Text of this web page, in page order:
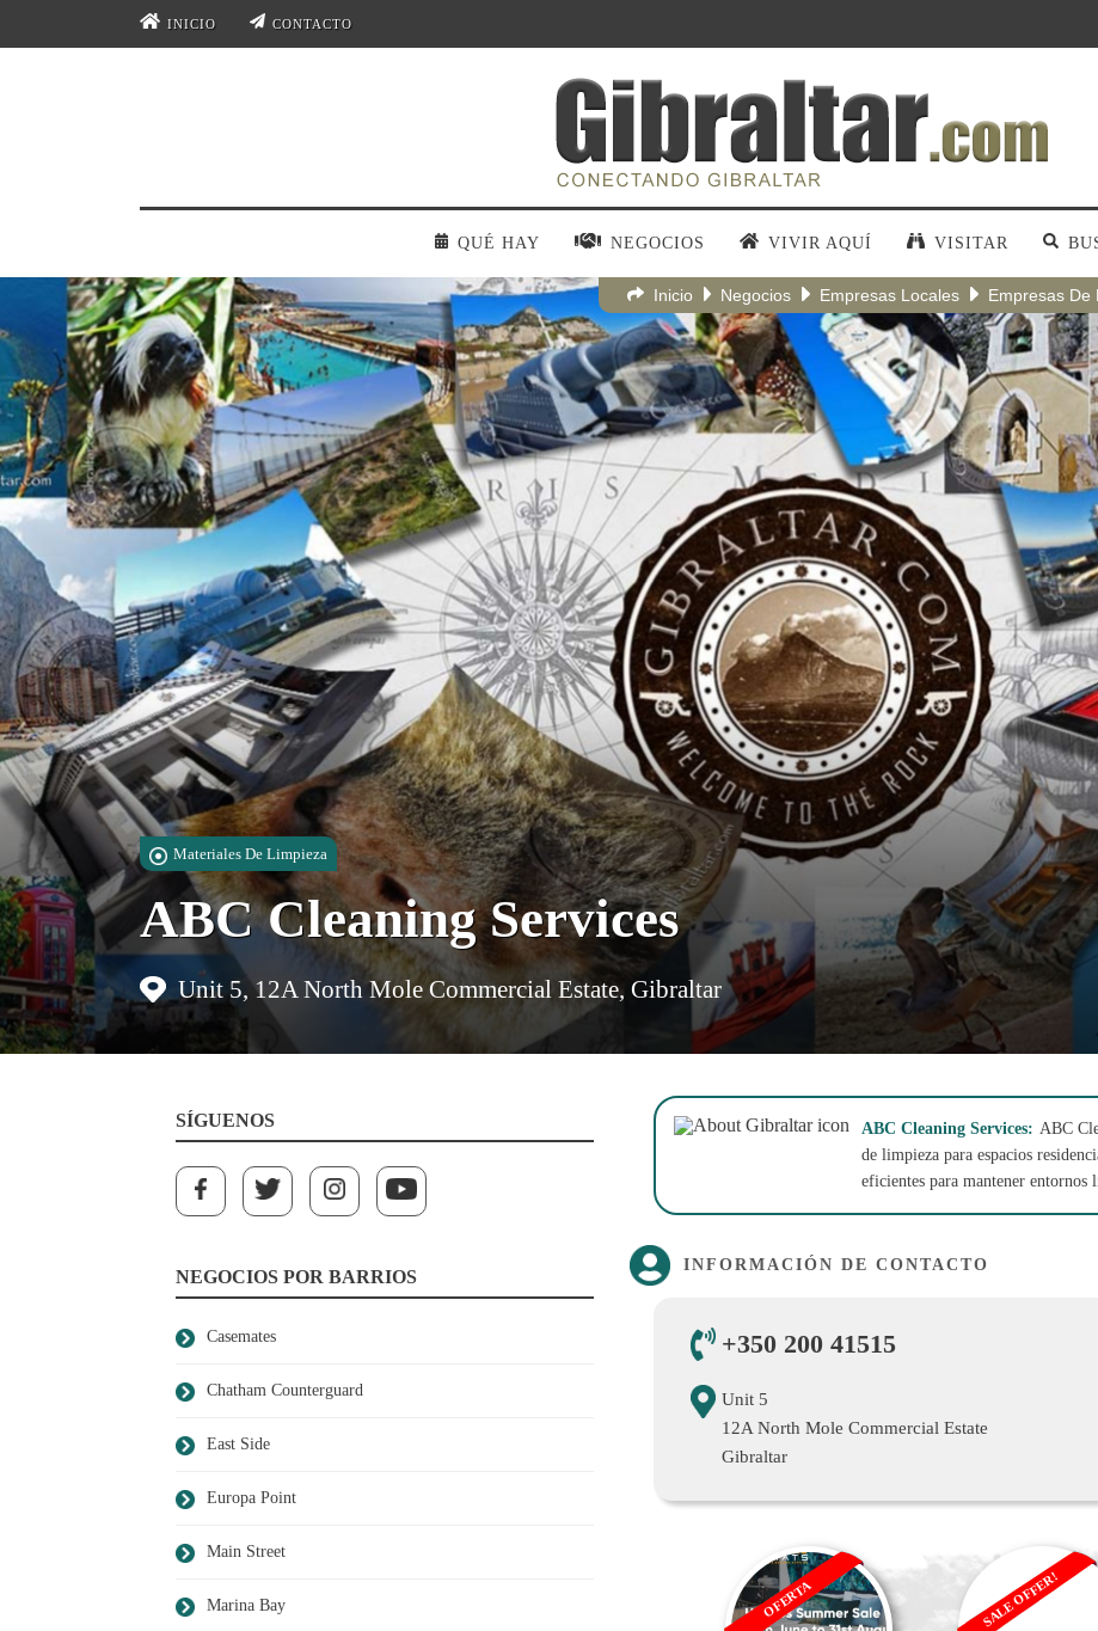
INICIO CONTACTO
QUÉ HAY NEGOCIOS VIVIR AQUÍ VISITAR
Inicio Negocios Empresas Locales Empresas De
Materiales De Limpieza
ABC Cleaning Services
Unit 5, 12A North Mole Commercial Estate, Gibraltar
SÍGUENOS
NEGOCIOS POR BARRIOS
Casemates
Chatham Counterguard
East Side
Europa Point
Main Street
Marina Bay
ABC Cleaning Services: ABC
de limpieza para espacios
eficientes para mantener entornos
INFORMACIÓN DE CONTACTO
+350 200 41515
Unit 5
12A North Mole Commercial Estate
Gibraltar
OFERTA SALE OFFER!